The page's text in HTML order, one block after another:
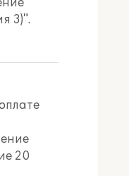
3)".
20